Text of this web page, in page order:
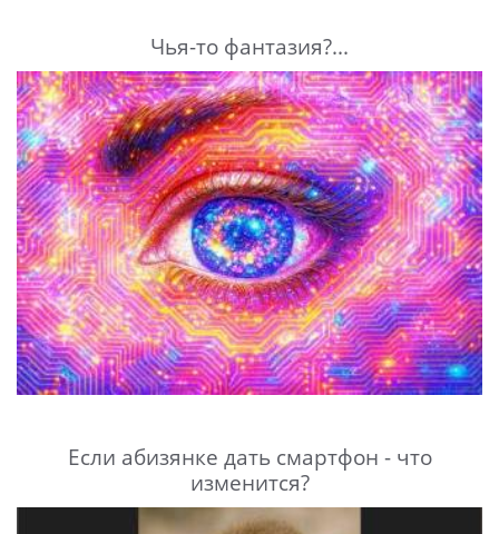
Чья-то фантазия?...
Если абизянке дать смартфон - что
изменится?